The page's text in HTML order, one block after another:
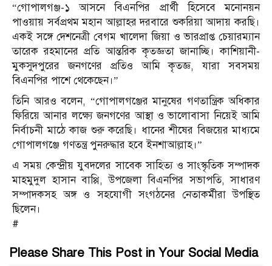
“গোপালগঞ্জ-১ আসনে বিএনপির প্রার্থী হিসেবে মনোনয়ন
পাওয়ায় সর্বপ্রথম মহান আল্লাহর দরবারে শুকরিয়া আদায় করছি।
একই সঙ্গে দেশনেত্রী বেগম খালেদা জিয়া ও ভারপ্রাপ্ত চেয়ারম্যান
তারেক রহমানের প্রতি আন্তরিক কৃতজ্ঞতা জানাচ্ছি। কাশিয়ানী-
মুকসুদপুরের জনগণের প্রতিও আমি কৃতজ্ঞ, যারা সবসময়
বিএনপির পাশে থেকেছেন।”
তিনি আরও বলেন, “গোপালগঞ্জের মানুষের গণতান্ত্রিক অধিকার
ফিরিয়ে আনার লক্ষ্যে জনগণের আস্থা ও ভালোবাসা নিয়েই আমি
নির্বাচনী মাঠে কাজ শুরু করেছি। ধানের শীষের বিজয়ের মাধ্যমে
গোপালগঞ্জে গণতন্ত্র পুনরুদ্ধার হবে ইনশাআল্লাহ।”
এ সময় কেন্দ্রীয় যুবদলের সাবেক সাহিত্য ও সাংস্কৃতিক সম্পাদক
মাহমুদুল হাসান বাপ্পি, উপজেলা বিএনপির সভাপতি, সাধারণ
সম্পাদকসহ অঙ্গ ও সহযোগী সংগঠনের নেতাকর্মীরা উপস্থিত
ছিলেন।
#
Please Share This Post in Your Social Media